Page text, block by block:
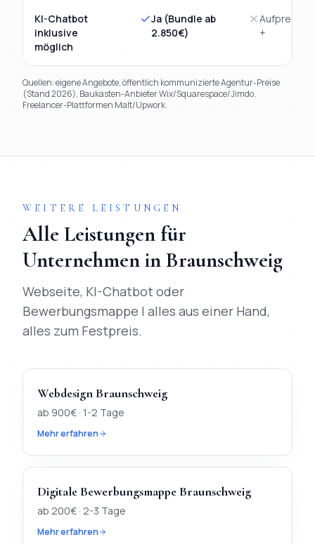
KI-Chatbot
inklusive
möglich
Ja (Bundle ab
2.850€)
Aufpreis
+
Quellen: eigene Angebote, öffentlich kommunizierte Agentur-Preise
(Stand 2026), Baukasten-Anbieter Wix/Squarespace/Jimdo,
Freelancer-Plattformen Malt/Upwork.
WEITERE LEISTUNGEN
Alle Leistungen für
Unternehmen inBraunschweig
Webseite, KI-Chatbot oder
Bewerbungsmappe | alles aus einer Hand,
alles zum Festpreis.
Webdesign Braunschweig
ab 900€ · 1-2 Tage
Mehr erfahren
Digitale Bewerbungsmappe Braunschweig
ab 200€ · 2-3 Tage
Mehr erfahren